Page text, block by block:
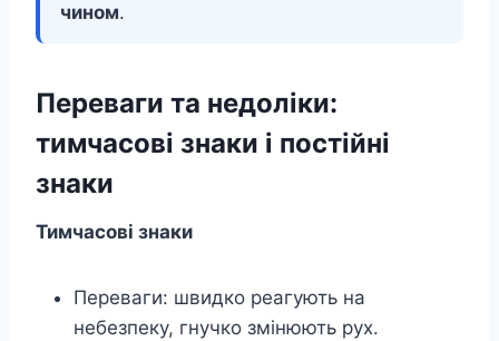
чином.
Переваги та недоліки:
тимчасові знаки і постійні
знаки
Тимчасові знаки
Переваги: швидко реагують на
небезпеку, гнучко змінюють рух.